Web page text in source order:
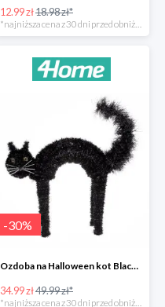
12.99 zł18.98 zł*
*najniższa cena z 30 dni przed obniżką
-30%
Ozdoba na Halloween kot Black -35%
34.99 zł49.99 zł*